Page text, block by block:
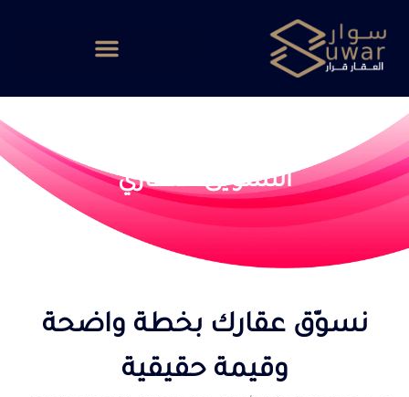
التسويق العقاري
نسوّق عقارك بخطة واضحة
وقيمة حقيقية